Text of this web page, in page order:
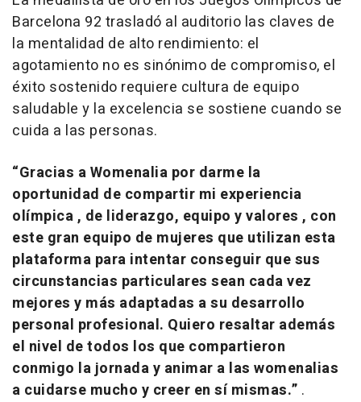
Barcelona 92 trasladó al auditorio las claves de
la mentalidad de alto rendimiento: el
agotamiento no es sinónimo de compromiso, el
éxito sostenido requiere cultura de equipo
saludable y la excelencia se sostiene cuando se
cuida a las personas.
“Gracias a Womenalia por darme la
oportunidad de compartir mi experiencia
olímpica , de liderazgo, equipo y valores , con
este gran equipo de mujeres que utilizan esta
plataforma para intentar conseguir que sus
circunstancias particulares sean cada vez
mejores y más adaptadas a su desarrollo
personal profesional. Quiero resaltar además
el nivel de todos los que compartieron
conmigo la jornada y animar a las womenalias
a cuidarse mucho y creer en sí mismas.” .